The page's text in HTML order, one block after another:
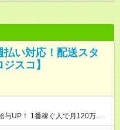
い対応！配送スタ
スコ】
与UP！ 1番稼ぐ人で月120万ほ